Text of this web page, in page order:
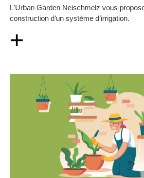
L'Urban Garden Neischmelz vous
construction d’un système d’irrigation.
+